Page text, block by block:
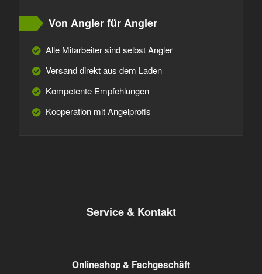
Von Angler für Angler
Alle Mitarbeiter sind selbst Angler
Versand direkt aus dem Laden
Kompetente Empfehlungen
Kooperation mit Angelprofis
Service & Kontakt
Onlineshop & Fachgeschäft